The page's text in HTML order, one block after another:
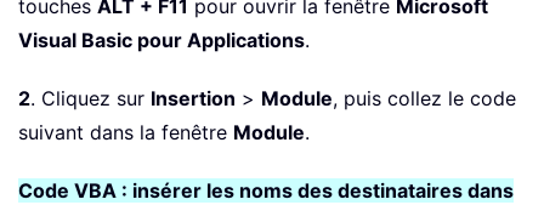
touches ALT + F11 pour ouvrir la fenêtre Microsoft
Visual Basic pour Applications.
2. Cliquez sur Insertion > Module, puis collez le code
suivant dans la fenêtre Module.
Code VBA : insérer les noms des destinataires dans